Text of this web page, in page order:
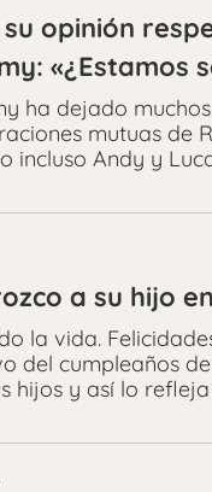
opinión
«¿Estamos
ha dejado
mutuas de
incluso Andy y
a su hijo
la vida.
del cumpleaños
hijos y así lo